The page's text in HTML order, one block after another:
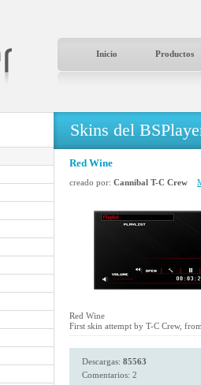
Inicio Productos
Skins del
Red Wine
creado por: Cannibal T-C Crew
Red Wine
First skin attempt by T-C Crew,
Descargas: 85563
Comentarios: 2